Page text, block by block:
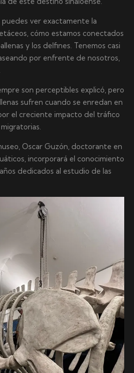
puedes ver exactamente la
cómo estamos conectados
y los delfines. Tenemos casi
por enfrente de nosotros,
son perceptibles explicó, pero
sufren cuando se enredan en
el creciente impacto del tráfico
Oscar Guzón, doctorante en
incorporará el conocimiento
dedicados al estudio de las